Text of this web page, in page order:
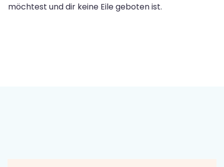
möchtest und dir keine Eile geboten ist.